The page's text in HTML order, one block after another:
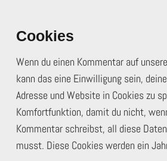
Cookies
Wenn du einen Kommentar auf
kann das eine Einwilligung sein,
Adresse und Website in Cookies zu
Komfortfunktion, damit du nicht,
Kommentar schreibst, all diese
musst. Diese Cookies werden ein